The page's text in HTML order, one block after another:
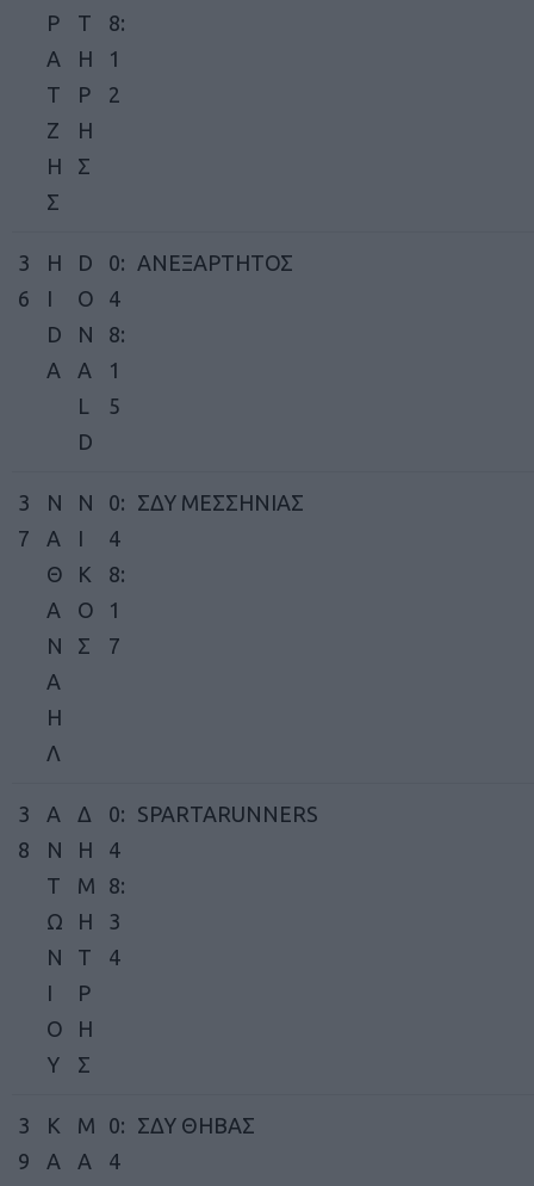
Ρ
Α
Τ
Ζ
Η
Σ
Τ
Η
Ρ
Η
Σ
8:
1
2
3
6
H
I
D
A
D
O
N
A
L
D
0:
4
8:
1
5
ΑΝΕΞΑΡΤΗΤΟΣ
3
7
Ν
Α
Θ
Α
Ν
Α
Η
Λ
Ν
Ι
Κ
Ο
Σ
0:
4
8:
1
7
ΣΔΥ ΜΕΣΣΗΝΙΑΣ
3
8
Α
Ν
Τ
Ω
Ν
Ι
Ο
Υ
Δ
Η
Μ
Η
Τ
Ρ
Η
Σ
0:
4
8:
3
4
SPARTARUNNERS
3
9
Κ
Α
Μ
Α
0:
4
ΣΔΥ ΘΗΒΑΣ